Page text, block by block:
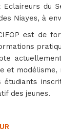
Eclaireurs du
Niayes, à
est de
et
étudiants
des jeunes.